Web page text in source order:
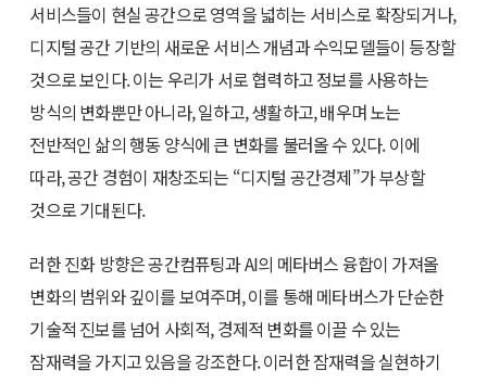
서비스들이 현실 공간으로 영역을 넓히는 서비스로 확장되거나,
디지털 공간 기반의 새로운 서비스 개념과 수익모델들이 등장할
것으로 보인다. 이는 우리가 서로 협력하고 정보를 사용하는
방식의 변화뿐만 아니라, 일하고, 생활하고, 배우며 노는
전반적인 삶의 행동 양식에 큰 변화를 불러올 수 있다. 이에
따라, 공간 경험이 재창조되는 “디지털 공간경제”가 부상할
것으로 기대된다.
러한 진화 방향은 공간컴퓨팅과 AI의 메타버스 융합이 가져올
변화의 범위와 깊이를 보여주며, 이를 통해 메타버스가 단순한
기술적 진보를 넘어 사회적, 경제적 변화를 이끌 수 있는
잠재력을 가지고 있음을 강조한다. 이러한 잠재력을 실현하기